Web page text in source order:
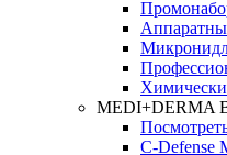
MEDI+DERMA
C-Defense